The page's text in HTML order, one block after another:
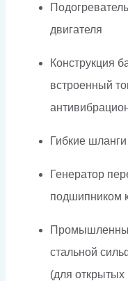
двигателя
Конструкция
встроенный
Гибкие
Генератор
подшипником
стальной
(для открытых